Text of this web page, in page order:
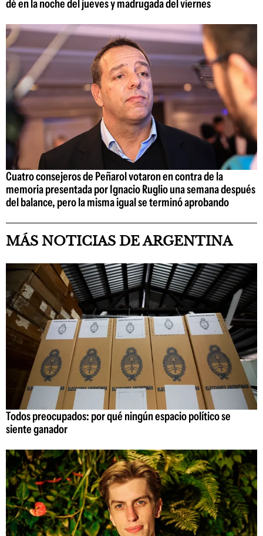
dé en la noche del jueves y madrugada del viernes
Cuatro consejeros de Peñarol votaron en contra de la
memoria presentada por Ignacio Ruglio una semana después
del balance, pero la misma igual se terminó aprobando
MÁS NOTICIAS DE ARGENTINA
Todos preocupados: por qué ningún espacio político se
siente ganador